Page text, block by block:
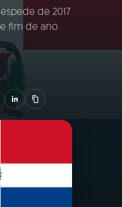
de 2017
fim de ano